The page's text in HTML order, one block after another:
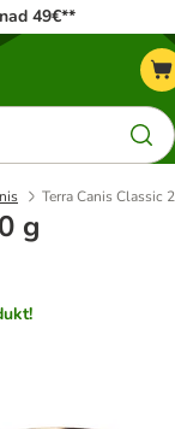
49€**
Terra Canis Classic
g